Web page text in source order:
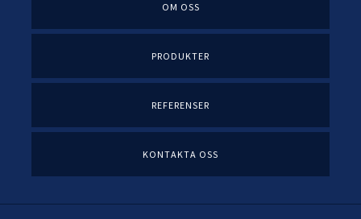
OM OSS
PRODUKTER
REFERENSER
KONTAKTA OSS